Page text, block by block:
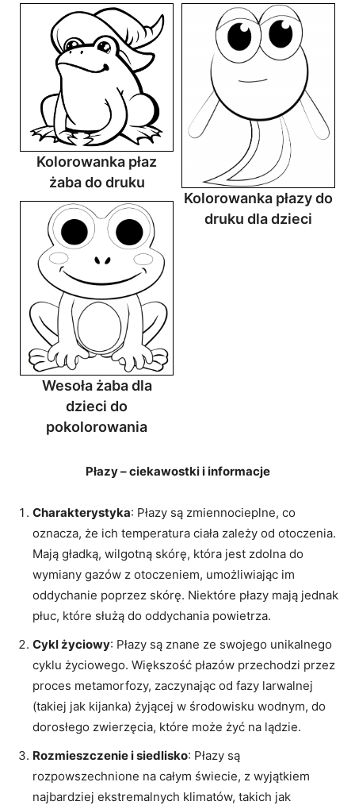
Kolorowanka płaz
żaba do druku
Kolorowanka płazy do
druku dla dzieci
Wesoła żaba dla
dzieci do
pokolorowania
Płazy – ciekawostki i informacje
Charakterystyka: Płazy są zmiennocieplne, co
oznacza, że ich temperatura ciała zależy od otoczenia.
Mają gładką, wilgotną skórę, która jest zdolna do
wymiany gazów z otoczeniem, umożliwiając im
oddychanie poprzez skórę. Niektóre płazy mają jednak
płuc, które służą do oddychania powietrza.
Cykl życiowy: Płazy są znane ze swojego unikalnego
cyklu życiowego. Większość płazów przechodzi przez
proces metamorfozy, zaczynając od fazy larwalnej
(takiej jak kijanka) żyjącej w środowisku wodnym, do
dorosłego zwierzęcia, które może żyć na lądzie.
Rozmieszczenie i siedlisko: Płazy są
rozpowszechnione na całym świecie, z wyjątkiem
najbardziej ekstremalnych klimatów, takich jak